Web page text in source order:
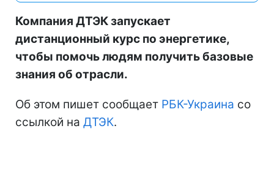
Компания ДТЭК запускает
дистанционный курс по энергетике,
чтобы помочь людям получить базовые
знания об отрасли.
Об этом пишет сообщает РБК-Украина со
ссылкой на ДТЭК.